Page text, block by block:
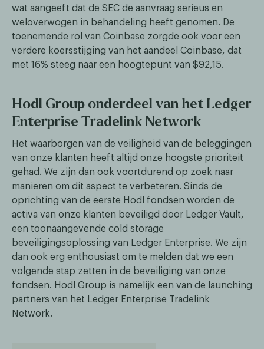
wat aangeeft dat de SEC de aanvraag serieus en
weloverwogen in behandeling heeft genomen. De
toenemende rol van Coinbase zorgde ook voor een
verdere koersstijging van het aandeel Coinbase, dat
met 16% steeg naar een hoogtepunt van $92,15.
Hodl Group onderdeel van het Ledger
Enterprise Tradelink Network
Het waarborgen van de veiligheid van de beleggingen
van onze klanten heeft altijd onze hoogste prioriteit
gehad. We zijn dan ook voortdurend op zoek naar
manieren om dit aspect te verbeteren. Sinds de
oprichting van de eerste Hodl fondsen worden de
activa van onze klanten beveiligd door Ledger Vault,
een toonaangevende cold storage
beveiligingsoplossing van Ledger Enterprise. We zijn
dan ook erg enthousiast om te melden dat we een
volgende stap zetten in de beveiliging van onze
fondsen. Hodl Group is namelijk een van de launching
partners van het Ledger Enterprise Tradelink
Network.